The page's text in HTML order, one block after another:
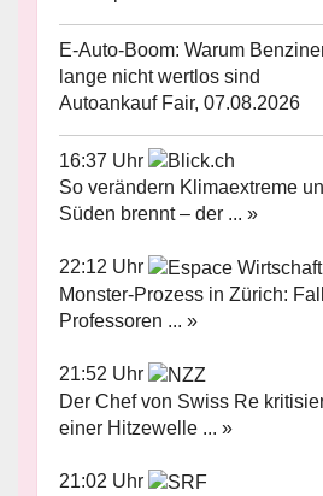
E-Auto-Boom: Warum
lange nicht wertlos sind
Autoankauf Fair, 07.08.2026
16:37 Uhr
So verändern Klimaextreme
Süden brennt – der ... »
22:12 Uhr
Monster-Prozess in Zürich:
Professoren ... »
21:52 Uhr
Der Chef von Swiss Re
einer Hitzewelle ... »
21:02 Uhr